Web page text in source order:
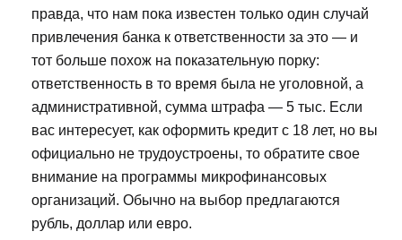
правда, что нам пока известен только один случай
привлечения банка к ответственности за это — и
тот больше похож на показательную порку:
ответственность в то время была не уголовной, а
административной, сумма штрафа — 5 тыс. Если
вас интересует, как оформить кредит с 18 лет, но вы
официально не трудоустроены, то обратите свое
внимание на программы микрофинансовых
организаций. Обычно на выбор предлагаются
рубль, доллар или евро.